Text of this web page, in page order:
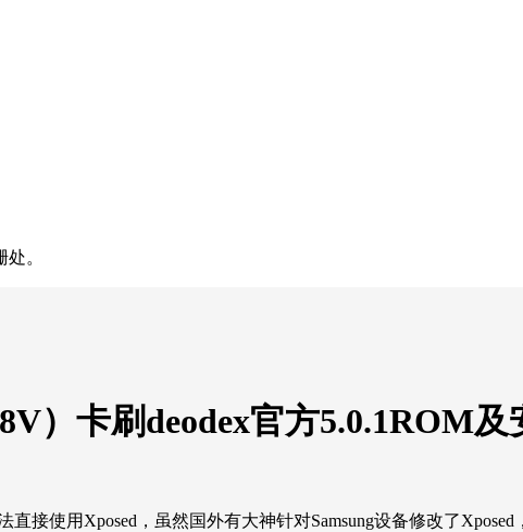
。
）卡刷deodex官方5.0.1ROM及
接使用Xposed，虽然国外有大神针对Samsung设备修改了